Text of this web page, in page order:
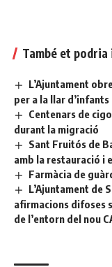
També et
L’Ajuntament
per a la llar
Centenars de
durant la migració
Sant Fruitós de
amb la restauració i
Farmàcia de
L’Ajuntament de
afirmacions difoses
de l’entorn del nou